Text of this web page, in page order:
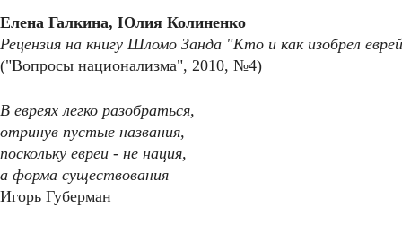
Елена Галкина, Юлия Колиненко
Рецензия на книгу Шломо Занда "Кто и как изобрел
("Вопросы национализма", 2010, №4)
В евреях легко разобраться,
отринув пустые названия,
поскольку евреи - не нация,
а форма существования
Игорь Губерман